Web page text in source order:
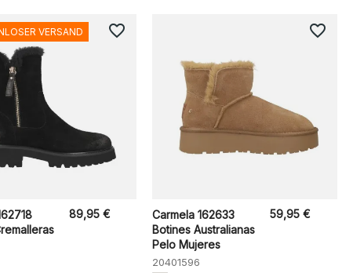
89,95 €
VERSAND favorite_border
Carmela 162633
Botines Australianas
Pelo Mujeres
20401596
59,95 €
favorite_border